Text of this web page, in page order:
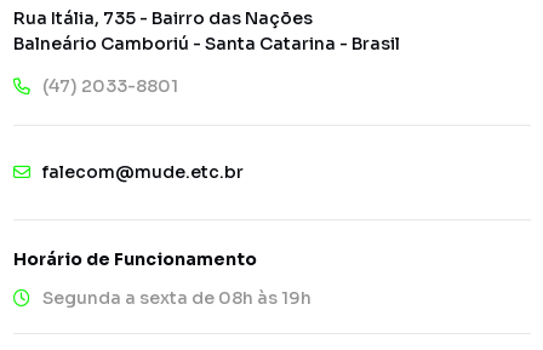
Rua Itália, 735 - Bairro das Nações
Balneário Camboriú - Santa Catarina - Brasil
(47) 2033-8801
falecom@mude.etc.br
Horário de Funcionamento
Segunda a sexta de 08h às 19h